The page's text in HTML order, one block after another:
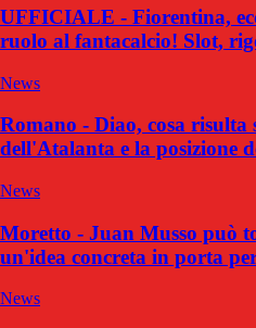
UFFICIALE - Fiorentina,
ruolo al fantacalcio! Slot,
News
Romano - Diao, cosa risulta
dell'Atalanta e la posizione
News
Moretto - Juan Musso può
un'idea concreta in porta
News